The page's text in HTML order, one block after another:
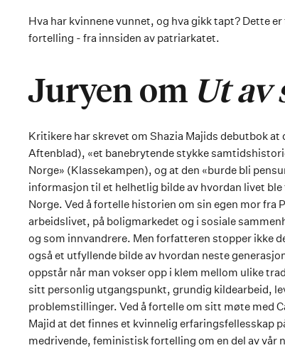
Hva har kvinnene vunnet, og hva gikk tapt? Dette
fortelling - fra innsiden av patriarkatet.
Juryen om Ut av
Kritikere har skrevet om Shazia Majids debutbok
Aftenblad), «et banebrytende stykke
Norge» (Klassekampen), og at den «burde bli
informasjon til et helhetlig bilde av hvordan livet
Norge. Ved å fortelle historien om sin egen mor fra
arbeidslivet, på boligmarkedet og i sosiale
og som innvandrere. Men forfatteren stopper ikke
også et utfyllende bilde av hvordan neste
oppstår når man vokser opp i klem mellom ulike
sitt personlig utgangspunkt, grundig kildearbeid,
problemstillinger. Ved å fortelle om sitt møte med
Majid at det finnes et kvinnelig erfaringsfellesskap
medrivende, feministisk fortelling om en del av vår